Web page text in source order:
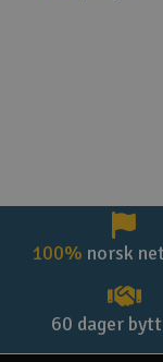
100% norsk
60 dager